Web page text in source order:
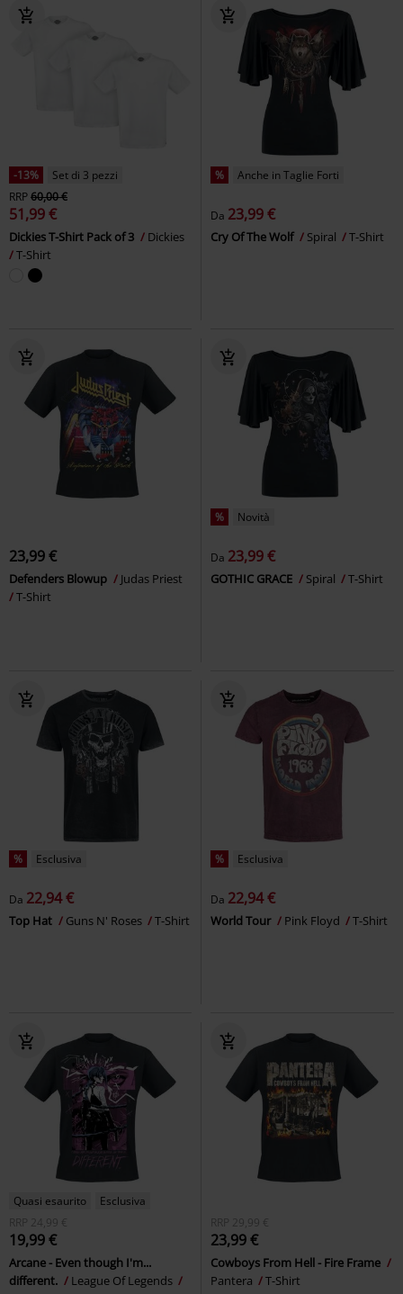
-13%
Set di 3 pezzi
RRP60,00 €
51,99 €
Dickies T-Shirt Pack of 3
Dickies
T-Shirt
% Anche in Taglie Forti
Da 23,99 €
Cry Of The Wolf Spiral T-Shirt
23,99 €
Defenders Blowup
Judas Priest
T-Shirt
% Novità
Da 23,99 €
GOTHIC GRACE Spiral T-Shirt
% Esclusiva
Da 22,94 €
Top Hat Guns N' Roses T-Shirt
% Esclusiva
Da 22,94 €
World Tour Pink Floyd T-Shirt
Quasi esaurito
Esclusiva
RRP
24,99 €
19,99 €
Arcane - Even though I'm...
different.
League Of Legends
RRP 29,99 €
23,99 €
Cowboys From Hell - Fire Frame
Pantera
T-Shirt